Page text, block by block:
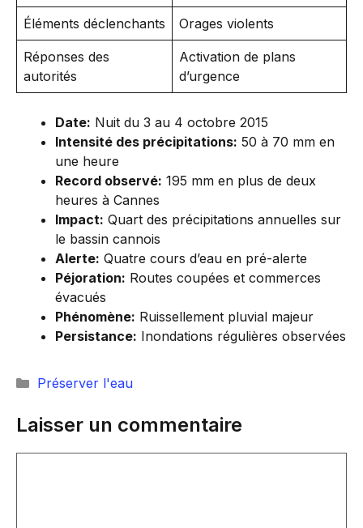
Éléments déclenchants Orages violents
Réponses des
autorités
Activation de plans
d’urgence
Date: Nuit du 3 au 4 octobre 2015
Intensité des précipitations: 50 à 70 mm en
une heure
Record observé: 195 mm en plus de deux
heures à Cannes
Impact: Quart des précipitations annuelles sur
le bassin cannois
Alerte: Quatre cours d’eau en pré-alerte
Péjoration: Routes coupées et commerces
évacués
Phénomène: Ruissellement pluvial majeur
Persistance: Inondations régulières observées
Catégories
Préserver l'eau
Laisser un commentaire